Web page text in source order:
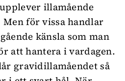
illamående
för vissa handlar
känsla som man
att hantera i vardagen.
gravidillamåendet så